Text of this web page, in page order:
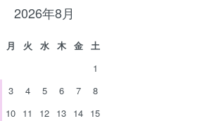
2026年8月
月 火 水 木 金
土
1
3 4 5 6 7
8
10 11 12 13 14 15